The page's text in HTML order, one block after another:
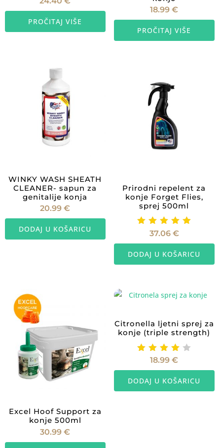
PROČITAJ VIŠE
18.99€
PROČITAJ VIŠE
WINKY WASH SHEATH
CLEANER- sapun za
genitalije konja
20.99€
DODAJ U KOŠARICU
Prirodni repelent za
konje Forget Flies,
sprej 500ml
Ocijenje
od 5
37.06 €
DODAJ U KOŠARICU
Excel Hoof Support za
konje 500ml
30.99€
Citronella ljetni sprej za
konje (triple strength)
Ocijenj
od 5
18.99€
DODAJ U KOŠARICU